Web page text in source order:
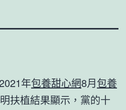
年包養甜心網8月包養
扶植結果顯示，黨的十